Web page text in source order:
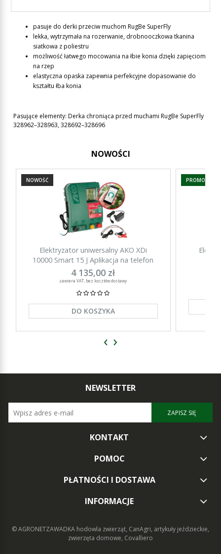
pasuje do derki przeciw muchom RugBe SuperFly
lekka, wytrzymała na rozerwanie, drobnooczkowa tkanina
siatkowa z poliestru
możliwość łatwego mocowania na łbie konia dzięki zapięciom
na rzep
elastyczna opaska zapewnia perfekcyjne dopasowanie do
kształtu łba konia
Pasujące elementy: Derka chroniąca przed muchami RugBe SuperFly
328962–328963, 328692–328696
NOWOŚCI
Elektryzator uniwersalny AKO XDi
10000 Smart 15 J Aplikacja na telefon
4 135,00 zł
zawiera VAT, bez kosztów dostawy
DO KOSZYKA
NOWOŚĆ PROMOCJA
‹ ›
NEWSLETTER
ZAPISZ SIĘ
KONTAKT
POMOC
PŁATNOŚCI I DOSTAWA
INFORMACJE
© AGRONETZAWADKA hodowla zwierząt, CanAgri, artykuły jeździeckie,
zwierzęta domowe, Covalliero